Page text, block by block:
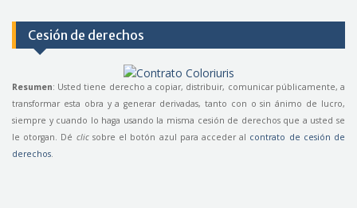
Cesión de derechos
Resumen: Usted tiene derecho a copiar, distribuir, comunicar públicamente, a
transformar esta obra y a generar derivadas, tanto con o sin ánimo de lucro,
siempre y cuando lo haga usando la misma cesión de derechos que a usted se
le otorgan. Dé clicsobre el botón azul para acceder al contrato de cesión de
derechos